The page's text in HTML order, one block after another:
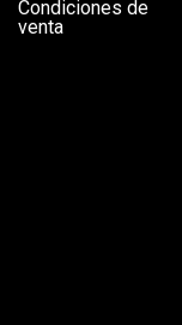
Condiciones de
venta